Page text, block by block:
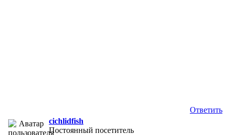
Ответить
cichlidfish
Постоянный посетитель